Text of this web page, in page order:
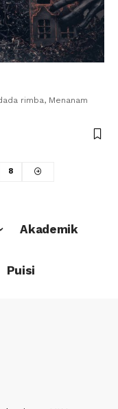
rimba, Menanam
8
Akademik
Puisi